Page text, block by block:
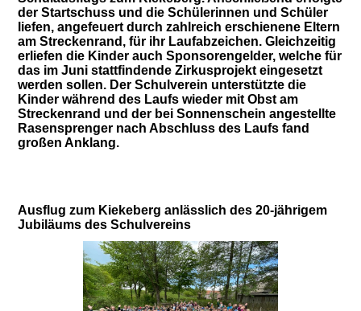
der Startschuss und die Schülerinnen und Schüler
liefen, angefeuert durch zahlreich erschienene Eltern
am Streckenrand, für ihr Laufabzeichen. Gleichzeitig
erliefen die Kinder auch Sponsorengelder, welche für
das im Juni stattfindende Zirkusprojekt eingesetzt
werden sollen. Der Schulverein unterstützte die
Kinder während des Laufs wieder mit Obst am
Streckenrand und der bei Sonnenschein angestellte
Rasensprenger nach Abschluss des Laufs fand
großen Anklang.
Ausflug zum Kiekeberg anlässlich des 20-jährigem
Jubiläums des Schulvereins